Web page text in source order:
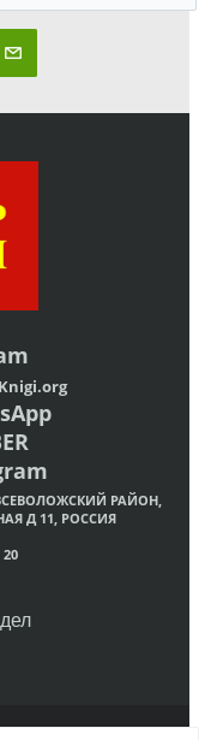
org
РАЙОН,
Д 11, РОССИЯ